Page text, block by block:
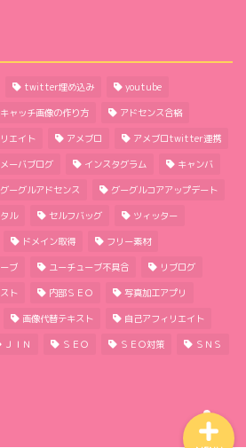
twitter埋め込み youtube
ャッチ画像の作り方 アドセンス合格
エイト アメブロ アメブロtwitter連携
ーバブログ インスタグラム キャンバ
グーグルアドセンス グーグルコアアップデート
ル セルフバッグ ツィッター
ドメイン取得 フリー素材
ブ ユーチューブ不具合 リブログ
ト 内部ＳＥＯ 写真加工アプリ
画像代替テキスト 自己アフィリエイト
ＪＩＮ ＳＥＯ ＳＥＯ対策 ＳＮＳ
わたしのこと
サイトマップ
プライバシーポリシー